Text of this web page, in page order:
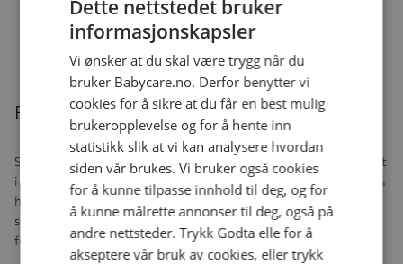
Stokke® Tray White
kr 699,00kr 649,00
Beskrivelse
Stokke®️ Munch smekke har regulerbar halslinning og er produsert
i myk silikon godkjent for mat. Den er derfor skånsom mot barnets
hud og behagelig å bruke. En dyp og bred lomme fanger opp
smuler og søl. Smekken er flekkbestandig og kan vaskes i maskin
for enkel rengjøring.
Dette nettstedet bruker
informasjonskapsler
Vi ønsker at du skal være trygg når du
bruker Babycare.no. Derfor benytter vi
cookies for å sikre at du får en best mulig
brukeropplevelse og for å hente inn
statistikk slik at vi kan analysere hvordan
siden vår brukes. Vi bruker også cookies
for å kunne tilpasse innhold til deg, og for
å kunne målrette annonser til deg, også på
andre nettsteder. Trykk Godta elle for å
akseptere vår bruk av cookies, eller trykk